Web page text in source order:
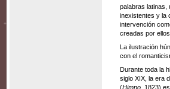
palabras latinas,
inexistentes y la
intervención
creadas por
La ilustración
con el
Durante toda la
siglo XIX, la era
(Himno , 1823)